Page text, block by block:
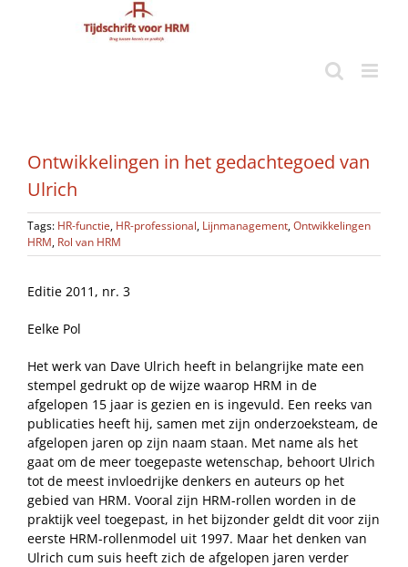
Ontwikkelingen in het gedachtegoed van
Ulrich
Tags: HR-functie, HR-professional, Lijnmanagement,Ontwikkelingen
HRM, Rol van HRM
Editie 2011, nr. 3
Eelke Pol
Het werk van Dave Ulrich heeft in belangrijke mate een
stempel gedrukt op de wijze waarop HRM in de
afgelopen 15 jaar is gezien en is ingevuld. Een reeks van
publicaties heeft hij, samen met zijn onderzoeksteam, de
afgelopen jaren op zijn naam staan. Met name als het
gaat om de meer toegepaste wetenschap, behoort Ulrich
tot de meest invloedrijke denkers en auteurs op het
gebied van HRM. Vooral zijn HRM-rollen worden in de
praktijk veel toegepast, in het bijzonder geldt dit voor zijn
eerste HRM-rollenmodel uit 1997. Maar het denken van
Ulrich cum suis heeft zich de afgelopen jaren verder